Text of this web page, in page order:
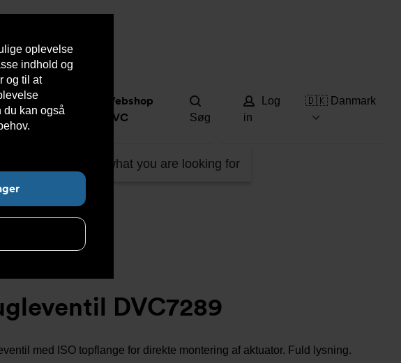
oplevelse
indhold og
og til at
du kan også
Kundeservice
Webshop
DVC
Find what you are looking for
Søg
Log
in
🇩🇰 Danmark
DVC7289
med ISO topflange for direkte montering af aktuator. Fuld lysning.